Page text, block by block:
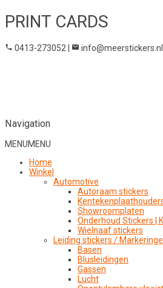
PRINT CARDS
0413-273052 | info@meerstickers.nl
Navigation
MENUMENU
Home
Winkel
Automotive
Autoraam stickers
Showroomplaten
Onderhoud Stickers |
Wielnaaf stickers
Leiding stickers /
Basen
Blusleidingen
Gassen
Lucht